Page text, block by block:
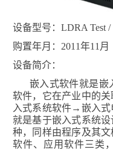
设备型号： LDRA Test /
购置年月： 2011年11 月
设备简介：
嵌入式软件就是嵌
软件，它在产业中的
入式系统软件→嵌入
就是基于嵌入式系统
种，同样由程序及其
软件、应用软件三类